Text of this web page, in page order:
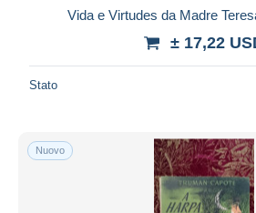
Vida e Virtudes da Madre
± 17,22
Stato
Nuovo